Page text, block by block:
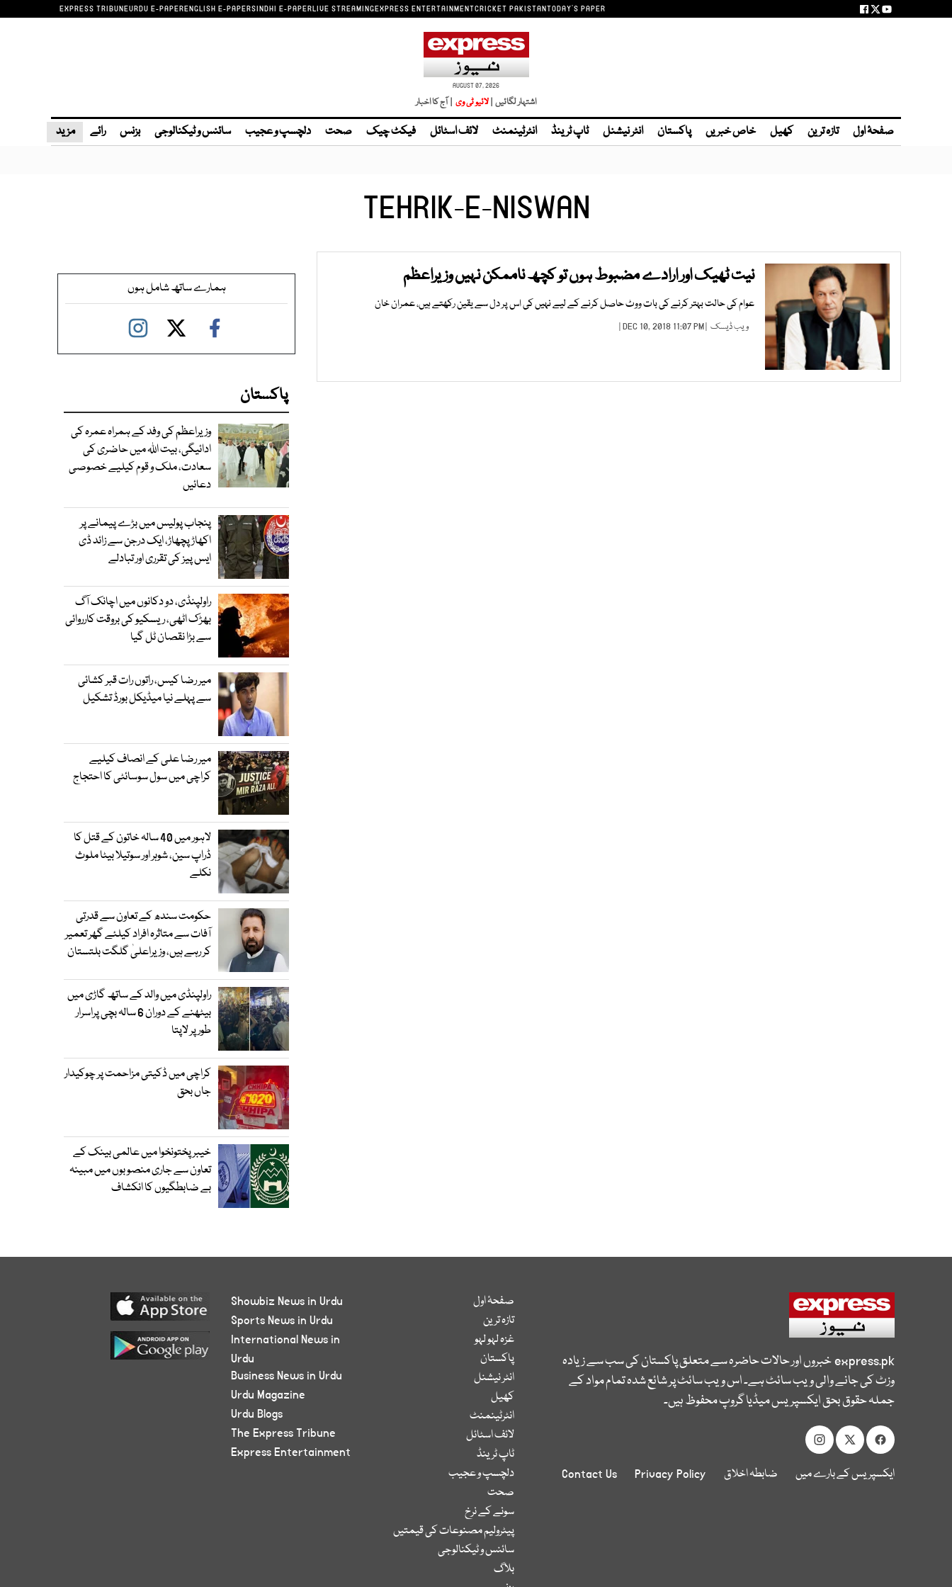
EXPRESS TRIBUNEURDU E-PAPERENGLISH E-PAPERSINDHI E-PAPERLIVE STREAMINGEXPRESS ENTERTAINMENTCRICKET PAKISTANTODAY'S PAPER
AUGUST 07, 2026
اشتہار لگائیں |لائیو ٹی وی | آج کا اخبار
صفحۂ اول تازہ ترین کھیل خاص خبریں پاکستان انٹر نیشنل ٹاپ ٹرینڈ انٹرٹینمنٹ لائف اسٹائل فیکٹ چیک صحت دلچسپ و عجیب سائنس و ٹیکنالوجی بزنس رائے مزید
TEHRIK-E-NISWAN
نیت ٹھیک اور ارادے مضبوط ہوں تو کچھ ناممکن نہیں وزیراعظم
عوام کی حالت بہتر کرنے کی بات ووٹ حاصل کرنے کے لیے نہیں کی اس پر دل سے یقین رکھتے ہیں، عمران خان
ویب ڈیسک | DEC 10, 2018 11:07 PM |
ہمارے ساتھ شامل ہوں
پاکستان
وزیراعظم کی وفد کے ہمراہ عمرہ کی
ادائیگی، بیت اللہ میں حاضری کی
سعادت، ملک و قوم کیلیے خصوصی
دعائیں
پنجاب پولیس میں بڑے پیمانے پر
اکھاڑ پچھاڑ، ایک درجن سے زائد ڈی
ایس پیز کی تقرری اور تبادلے
راولپنڈی، دو دکانوں میں اچانک آگ
بھڑک اٹھی، ریسکیو کی بروقت کارروائی
سے بڑا نقصان ٹل گیا
میر رضا کیس، راتوں رات قبر کشائی
سے پہلے نیا میڈیکل بورڈ تشکیل
میر رضا علی کے انصاف کیلیے
کراچی میں سول سوسائٹی کا احتجاج
لاہور میں 40 سالہ خاتون کے قتل کا
ڈراپ سین، شوہر اور سوتیلا بیٹا ملوث
نکلے
حکومت سندھ کے تعاون سے قدرتی
آفات سے متاثرہ افراد کیلئے گھر تعمیر
کر رہے ہیں، وزیراعلیٰ گلگت بلتستان
راولپنڈی میں والد کے ساتھ گاڑی میں
بیٹھنے کے دوران 6 سالہ بچی پراسرار
طور پر لاپتا
کراچی میں ڈکیتی مزاحمت پر چوکیدار
جاں بحق
خیبرپختونخوا میں عالمی بینک کے
تعاون سے جاری منصوبوں میں مبینہ
بے ضابطگیوں کا انکشاف
express.pkخبروں اور حالات حاضرہ سے متعلق پاکستان کی سب سے زیادہ
وزٹ کی جانے والی ویب سائٹ ہے۔ اس ویب سائٹ پر شائع شدہ تمام مواد کے
جملہ حقوق بحق ایکسپریس میڈیا گروپ محفوظ ہیں۔
ایکسپریس کے بارے میں ضابطہ اخلاق Privacy Policy
Contact Us
صفحۂ اول
تازہ ترین
غزہ لہو لہو
پاکستان
انٹر نیشنل
کھیل
انٹرٹینمنٹ
لائف اسٹائل
ٹاپ ٹرینڈ
دلچسپ و عجیب
صحت
سونے کے نرخ
پیٹرولیم مصنوعات کی قیمتیں
سائنس و ٹیکنالوجی
بلاگ
Showbiz News in Urdu
Sports News in Urdu
International News in
Urdu
Business News in Urdu
Urdu Magazine
Urdu Blogs
The Express Tribune
Express Entertainment